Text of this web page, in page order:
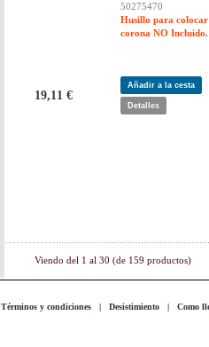
50275470
Husillo para
corona NO Incluido.
19,11 €
Añadir a la cesta
Detalles
Viendo del 1 al 30 (de 159 productos)
Términos y condiciones | Desistimiento | Como